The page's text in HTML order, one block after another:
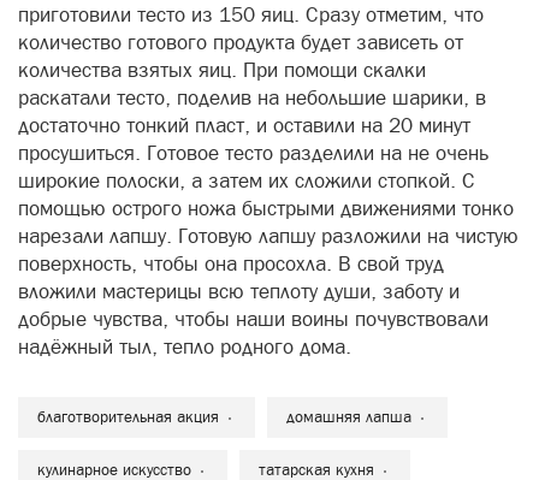
приготовили тесто из 150 яиц. Сразу отметим, что
количество готового продукта будет зависеть от
количества взятых яиц. При помощи скалки
раскатали тесто, поделив на небольшие шарики, в
достаточно тонкий пласт, и оставили на 20 минут
просушиться. Готовое тесто разделили на не очень
широкие полоски, а затем их сложили стопкой. С
помощью острого ножа быстрыми движениями тонко
нарезали лапшу. Готовую лапшу разложили на чистую
поверхность, чтобы она просохла. В свой труд
вложили мастерицы всю теплоту души, заботу и
добрые чувства, чтобы наши воины почувствовали
надёжный тыл, тепло родного дома.
благотворительная акция домашняя лапша
кулинарное искусство татарская кухня